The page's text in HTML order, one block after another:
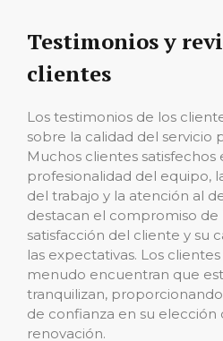
Testimonios y
clientes
Los testimonios de los
sobre la calidad del servicio
Muchos clientes satisfechos
profesionalidad del equipo,
del trabajo y la atención al
destacan el compromiso
satisfacción del cliente y su
las expectativas. Los
menudo encuentran que
tranquilizan,
de confianza en su elección
renovación.